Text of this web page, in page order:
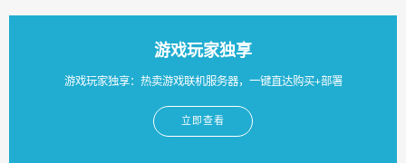
游戏玩家独享
游戏玩家独享：热卖游戏联机服务器，一键直达购买+部署
立即查看